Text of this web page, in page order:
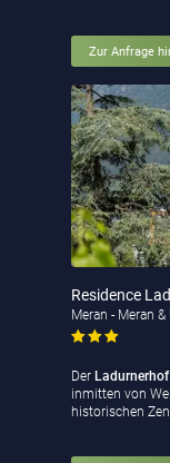
Zur Anfrage
Residence
Meran - Meran
Der Ladurnerhof
inmitten von
historischen